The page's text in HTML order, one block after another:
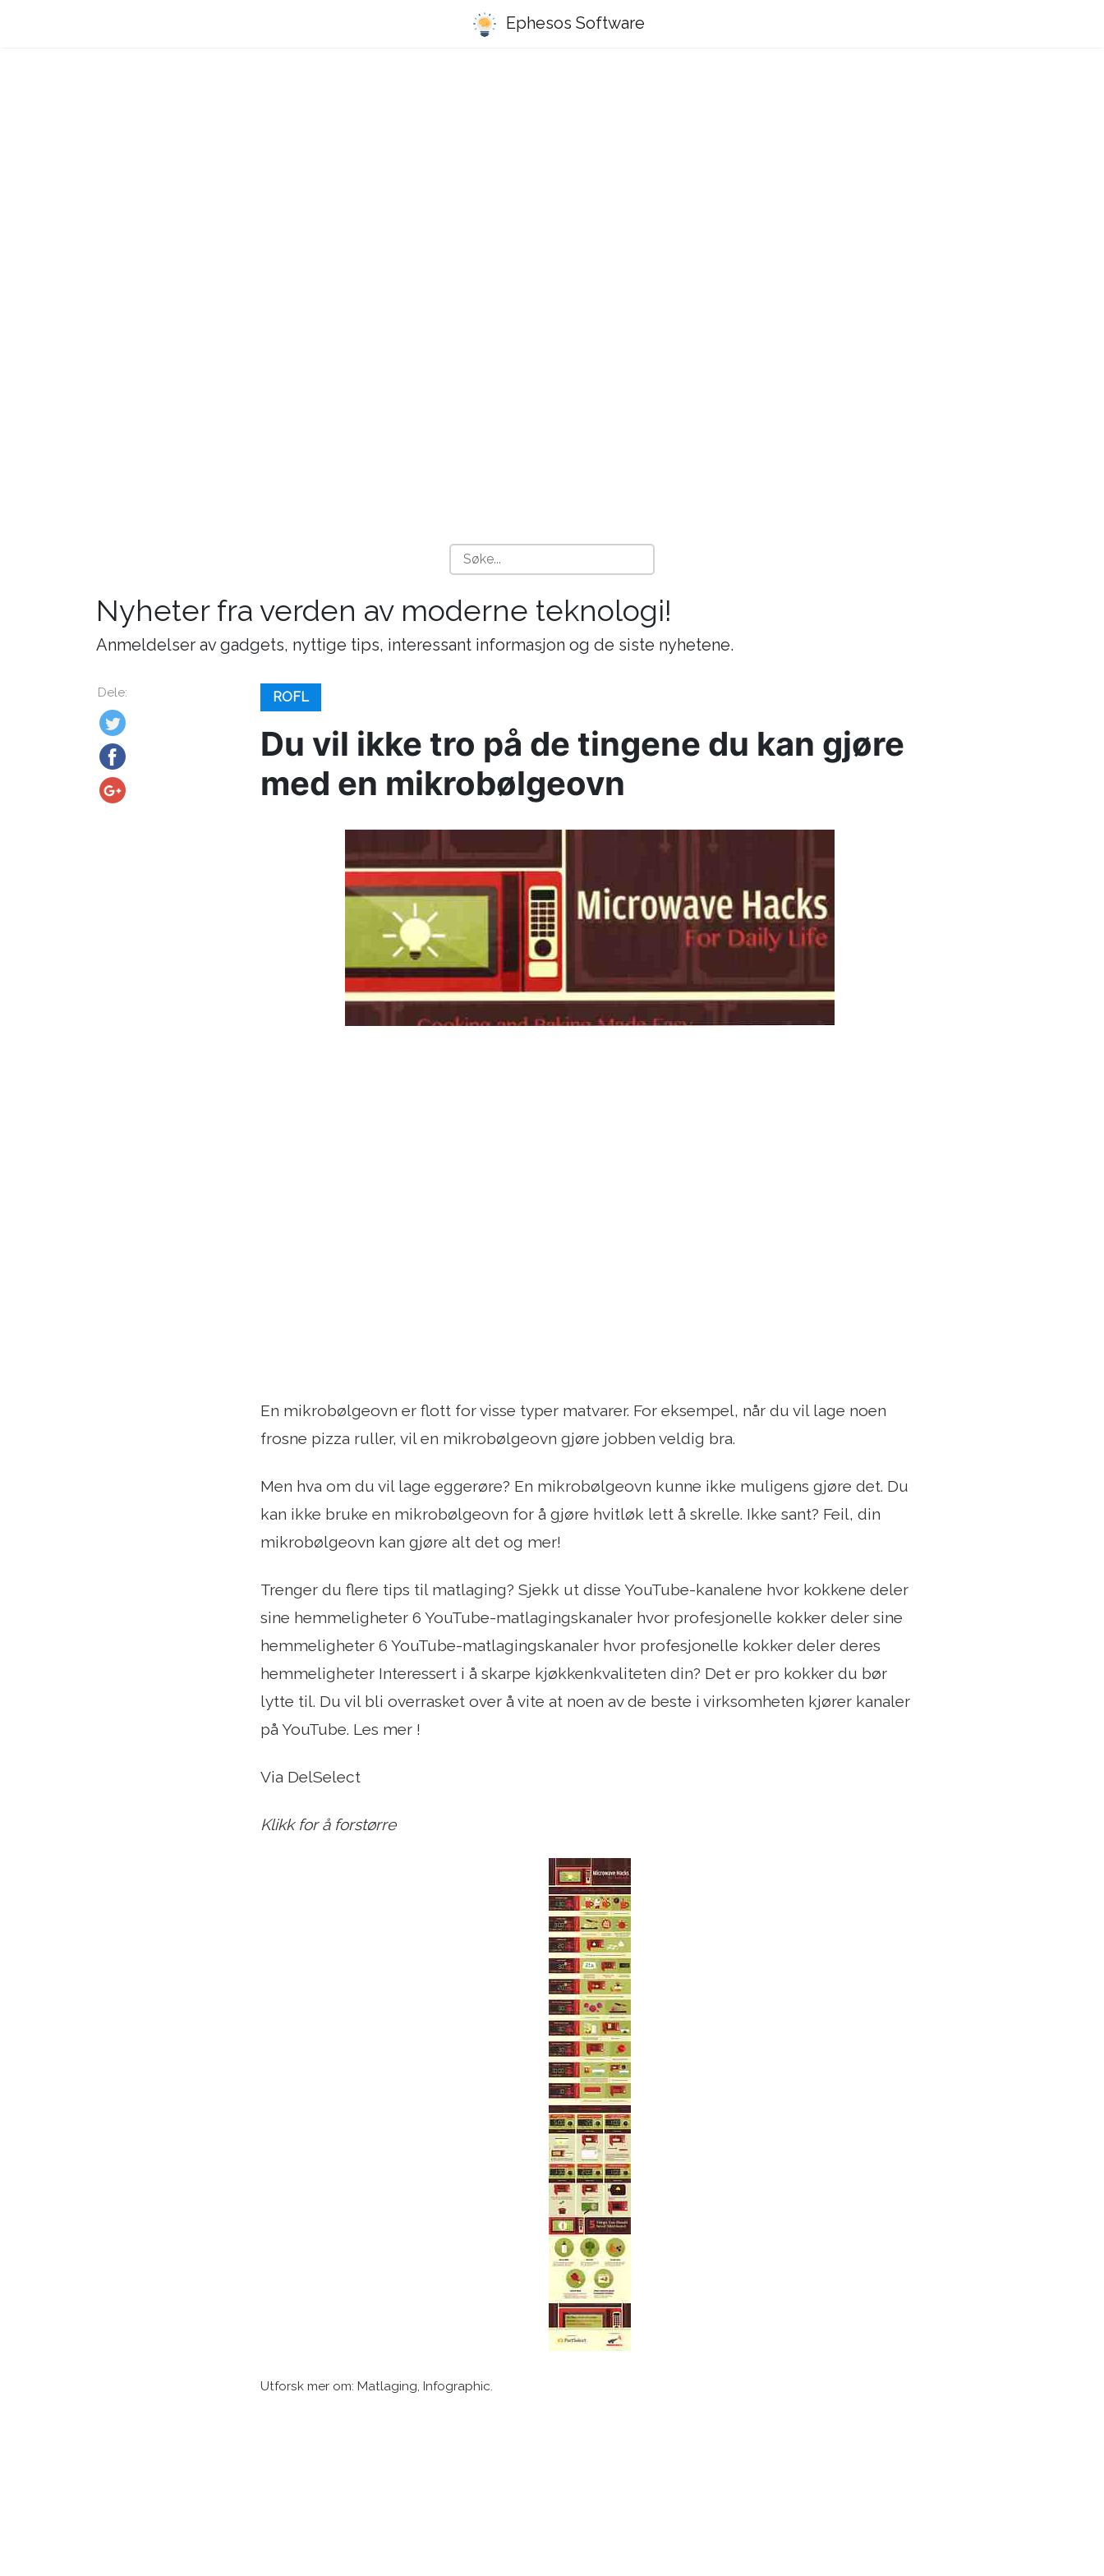
Ephesos Software
Nyheter fra verden av moderne teknologi!
Anmeldelser av gadgets, nyttige tips, interessant informasjon og de siste nyhetene.
Dele: ROFL
Du vil ikke tro på de tingene du kan gjøre
med en mikrobølgeovn
En mikrobølgeovn er flott for visse typer matvarer. For eksempel, når du vil lage noen
frosne pizza ruller, vil en mikrobølgeovn gjøre jobben veldig bra.
Men hva om du vil lage eggerøre? En mikrobølgeovn kunne ikke muligens gjøre det. Du
kan ikke bruke en mikrobølgeovn for å gjøre hvitløk lett å skrelle. Ikke sant? Feil, din
mikrobølgeovn kan gjøre alt det og mer!
Trenger du flere tips til matlaging? Sjekk ut disse YouTube-kanalene hvor kokkene deler
sine hemmeligheter 6 YouTube-matlagingskanaler hvor profesjonelle kokker deler sine
hemmeligheter 6 YouTube-matlagingskanaler hvor profesjonelle kokker deler deres
hemmeligheter Interessert i å skarpe kjøkkenkvaliteten din? Det er pro kokker du bør
lytte til. Du vil bli overrasket over å vite at noen av de beste i virksomheten kjører kanaler
på YouTube. Les mer !
Via DelSelect
Klikk for å forstørre
Utforsk mer om: Matlaging, Infographic.